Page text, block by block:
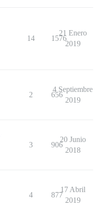
14 1576
21 Enero
2019
2 656
4 Septiembre
2019
3 906
20 Junio
2018
4 877
17 Abril
2019